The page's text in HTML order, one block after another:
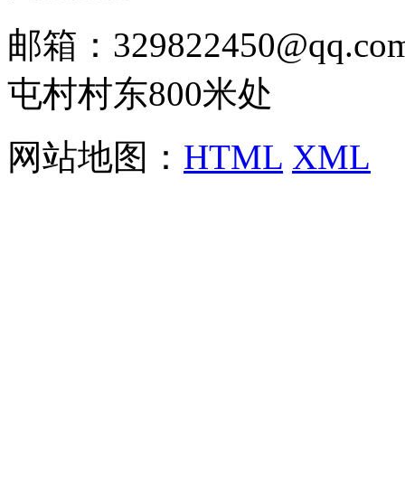
邮箱：
屯村村东800米处
网站地图： HTML XML